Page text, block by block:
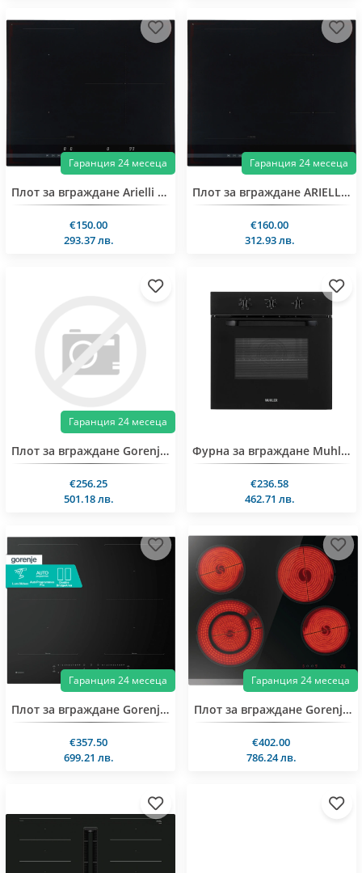
Гаранция 24 месеца
Плот за вграждане Arielli ACH-6619IND
€150.00
293.37 лв.
Гаранция 24 месеца
Плот за вграждане ARIELLI ACH-7219IND
€160.00
312.93 лв.
Гаранция 24 месеца
Плот за вграждане Gorenje GI601FMC
€256.25
501.18 лв.
Фурна за вграждане Muhler BO706MA, 65l, 6 функции
€236.58
462.71 лв.
Гаранция 24 месеца
Плот за вграждане Gorenje GI6442BSCWF
€357.50
699.21 лв.
Гаранция 24 месеца
Плот за вграждане Gorenje ECS642BCSCE
€402.00
786.24 лв.